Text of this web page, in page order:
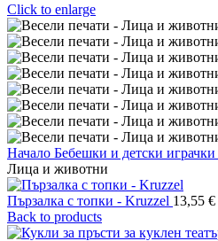
Click to enlarge
Начало Бебешки и детски играчки
Лица и животни
Пързалка с топки - Kruzzel 13,55 €
Back to products